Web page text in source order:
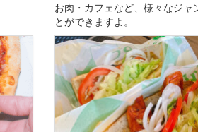
お肉・カフェなど、様々なジャ
とができますよ。